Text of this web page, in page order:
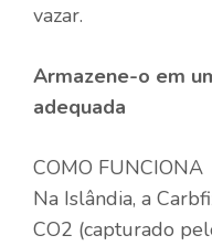
vazar.
Armazene-o em
adequada
COMO FUNCIONA
Na Islândia, a
CO2 (capturado